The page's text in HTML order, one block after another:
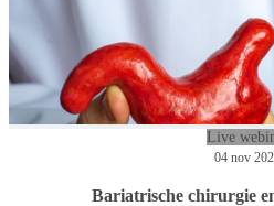
Live
04 nov
Bariatrische chirurgie